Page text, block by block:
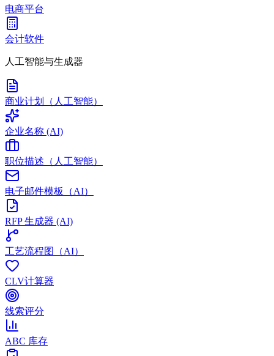
电商平台
会计软件
人工智能与生成器
商业计划（人工智能）
企业名称 (AI)
职位描述（人工智能）
电子邮件模板（AI）
RFP 生成器 (AI)
工艺流程图（AI）
CLV计算器
线索评分
ABC 库存